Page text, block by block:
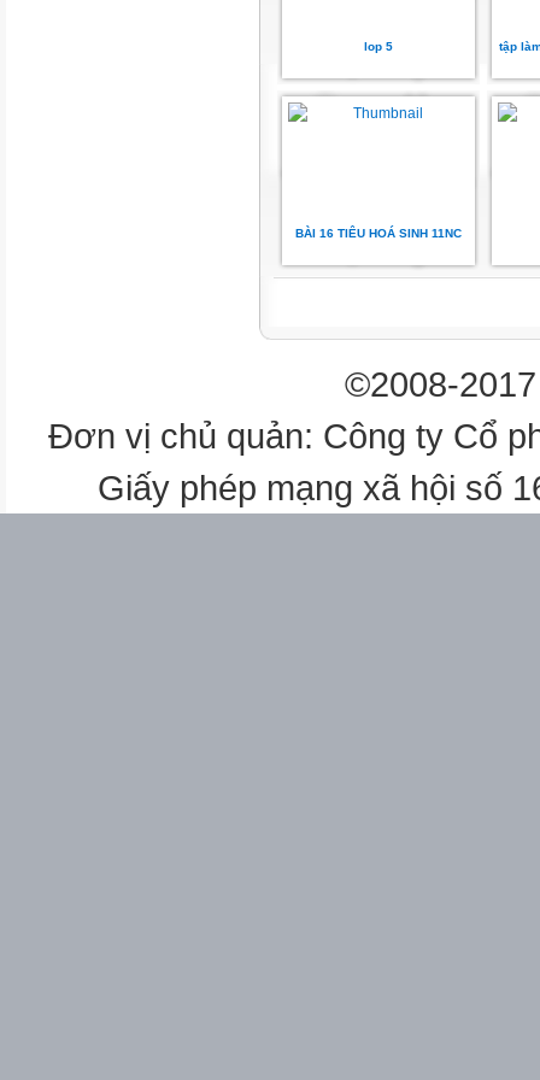
lop 5 tập
BÀI 16 TIÊU HOÁ SINH 11NC
©2008-
Đơn vị chủ quản: Công ty Cổ
Giấy phép mạng xã hội số